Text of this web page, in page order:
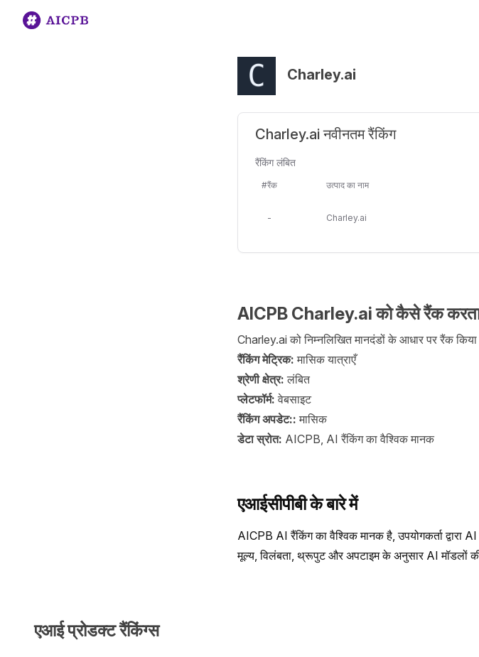
Charley.ai
Charley.ai नवीनतम रैंकिंग
रैंकिंग लंबित
#रैंक उत्पाद का नाम
- Charley.ai
AICPB Charley.ai को कैसे रैंक
Charley.ai को निम्नलिखित मानदंडों के आधार पर रैंक किया
रैंकिंग मेट्रिक:मासिक यात्राएँ
श्रेणी क्षेत्र:लंबित
प्लेटफॉर्म:वेबसाइट
रैंकिंग अपडेट::मासिक
डेटा स्रोत: AICPB, AI रैंकिंग का वैश्विक मानक
एआईसीपीबी के बारे में
AICPB AI रैंकिंग का वैश्विक मानक है, उपयोगकर्ता द्वारा
मूल्य, विलंबता, थ्रूपुट और अपटाइम के अनुसार AI मॉडलों
एआई प्रोडक्ट रैंकिंग्स